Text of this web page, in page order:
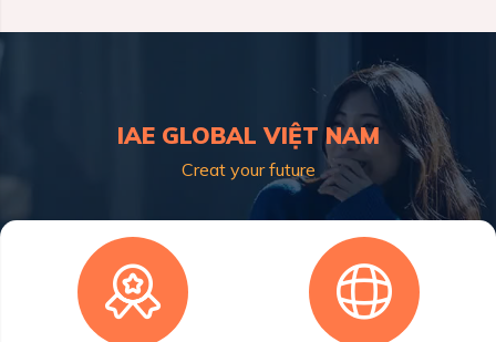
IAE GLOBAL VIỆT NAM
Creat your future